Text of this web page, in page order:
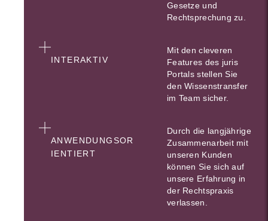
Gesetze und
Rechtsprechung zu.
INTERAKTIV
Mit den cleveren
Features des juris
Portals stellen Sie
den Wissenstransfer
im Team sicher.
ANWENDUNGSOR
IENTIERT
Durch die langjährige
Zusammenarbeit mit
unseren Kunden
können Sie sich auf
unsere Erfahrung in
der Rechtspraxis
verlassen.